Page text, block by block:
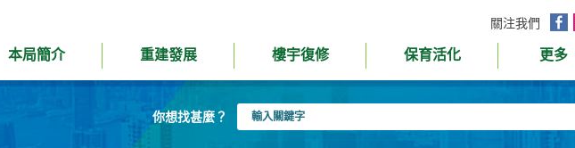
關注我們
面
本局簡介 重建發展 樓宇復修 保育活化 更多
你想找甚麼？
入